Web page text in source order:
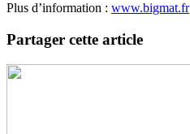
Plus d’information : www.bigmat.fr
Partager cette article